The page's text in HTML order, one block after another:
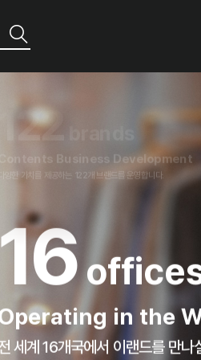
21million
Global customers in market
이랜드는 2,103만명의 소중한 가족과 인연을 맺고 있습니다.
122
Contents Business
다양한 가치를 제공하는 122개 브랜